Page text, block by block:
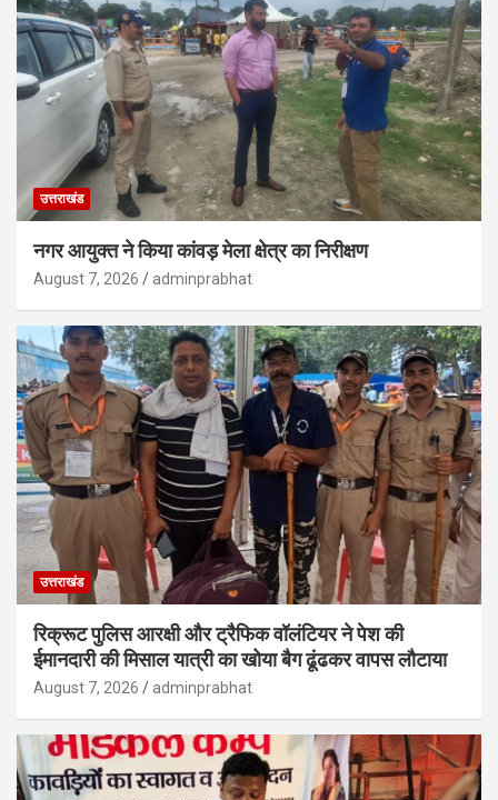
उत्तराखंड
नगर आयुक्त ने किया कांवड़ मेला क्षेत्र का निरीक्षण
August 7, 2026 adminprabhat
उत्तराखंड
रिक्रूट पुलिस आरक्षी और ट्रैफिक वॉलंटियर ने पेश की
ईमानदारी की मिसाल यात्री का खोया बैग ढूंढकर वापस लौटाया
August 7, 2026 adminprabhat